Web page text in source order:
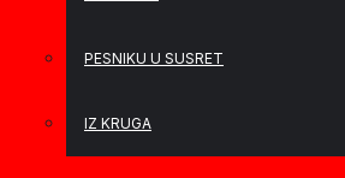
PESNIKU U SUSRET
IZ KRUGA